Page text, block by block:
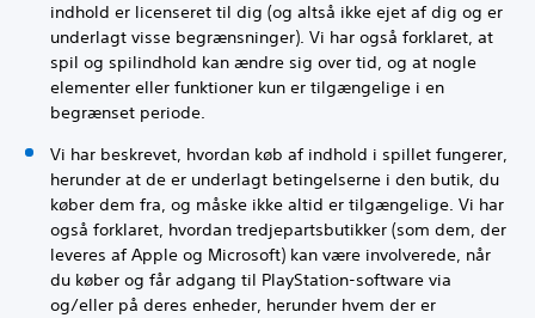
indhold er licenseret til dig (og altså ikke ejet af dig og er
underlagt visse begrænsninger). Vi har også forklaret, at
spil og spilindhold kan ændre sig over tid, og at nogle
elementer eller funktioner kun er tilgængelige i en
begrænset periode.
Vi har beskrevet, hvordan køb af indhold i spillet fungerer,
herunder at de er underlagt betingelserne i den butik, du
køber dem fra, og måske ikke altid er tilgængelige. Vi har
også forklaret, hvordan tredjepartsbutikker (som dem, der
leveres af Apple og Microsoft) kan være involverede, når
du køber og får adgang til PlayStation-software via
og/eller på deres enheder, herunder hvem der er